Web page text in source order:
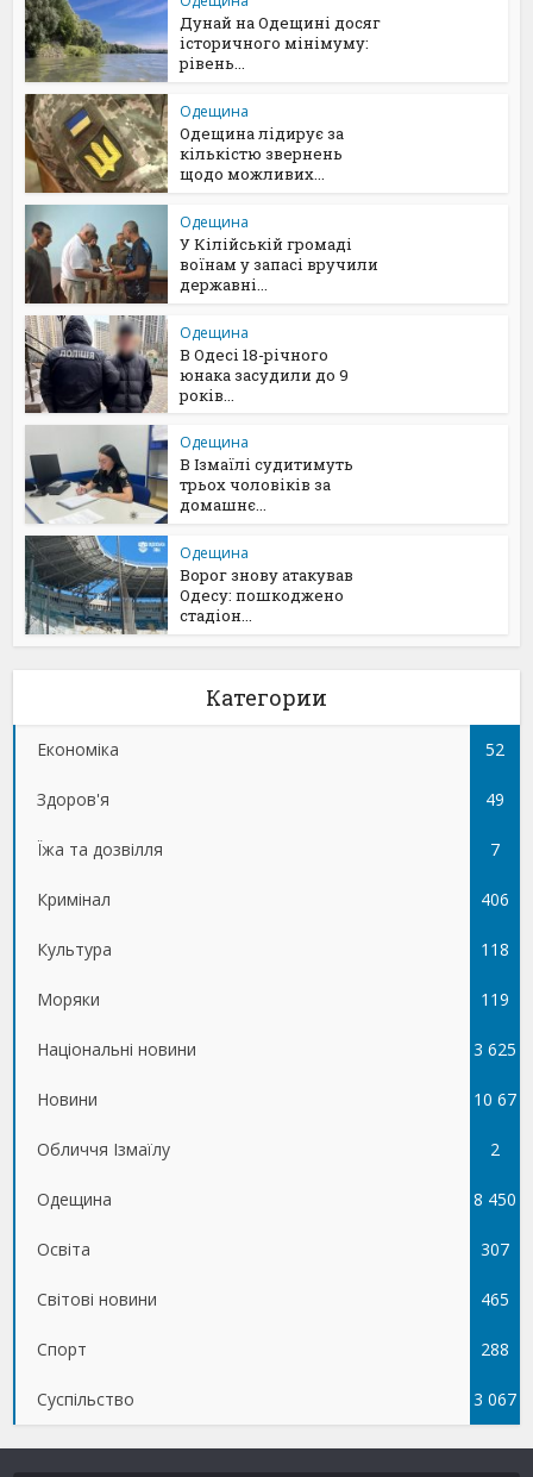
Дунай на Одещині досяг
історичного мінімуму:
рівень...
Одещина
Одещина лідирує за
кількістю звернень
щодо можливих...
Одещина
У Кілійській громаді
воїнам у запасі вручили
державні...
Одещина
В Одесі 18-річного
юнака засудили до 9
років...
Одещина
В Ізмаїлі судитимуть
трьох чоловіків за
домашнє...
Одещина
Ворог знову атакував
Одесу: пошкоджено
стадіон...
Категории
Економіка 52
Здоров'я 49
Їжа та дозвілля 7
Кримінал 406
Культура 118
Моряки 119
Національні новини 3 625
Новини 10 67
5
Обличчя Ізмаїлу 2
Одещина 8 450
Освіта 307
Світові новини 465
Спорт 288
Суспільство 3 067